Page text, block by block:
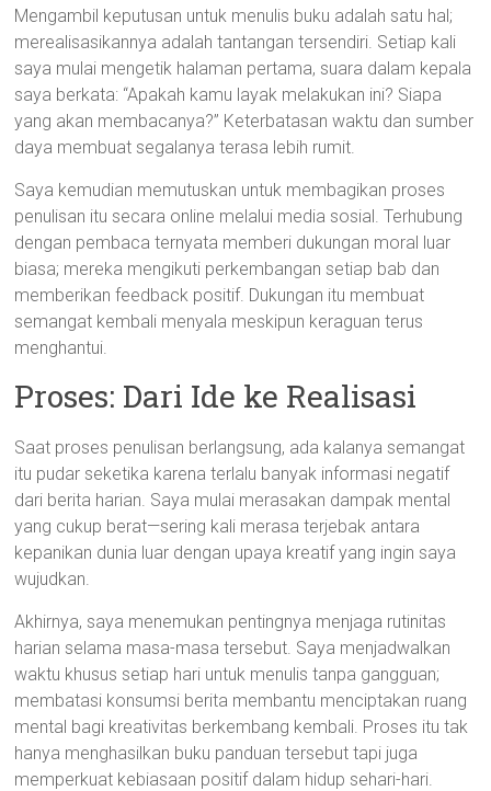
Mengambil keputusan untuk menulis buku adalah satu hal;
merealisasikannya adalah tantangan tersendiri. Setiap kali
saya mulai mengetik halaman pertama, suara dalam kepala
saya berkata: “Apakah kamu layak melakukan ini? Siapa
yang akan membacanya?” Keterbatasan waktu dan sumber
daya membuat segalanya terasa lebih rumit.
Saya kemudian memutuskan untuk membagikan proses
penulisan itu secara online melalui media sosial. Terhubung
dengan pembaca ternyata memberi dukungan moral luar
biasa; mereka mengikuti perkembangan setiap bab dan
memberikan feedback positif. Dukungan itu membuat
semangat kembali menyala meskipun keraguan terus
menghantui.
Proses: Dari Ide ke Realisasi
Saat proses penulisan berlangsung, ada kalanya semangat
itu pudar seketika karena terlalu banyak informasi negatif
dari berita harian. Saya mulai merasakan dampak mental
yang cukup berat—sering kali merasa terjebak antara
kepanikan dunia luar dengan upaya kreatif yang ingin saya
wujudkan.
Akhirnya, saya menemukan pentingnya menjaga rutinitas
harian selama masa-masa tersebut. Saya menjadwalkan
waktu khusus setiap hari untuk menulis tanpa gangguan;
membatasi konsumsi berita membantu menciptakan ruang
mental bagi kreativitas berkembang kembali. Proses itu tak
hanya menghasilkan buku panduan tersebut tapi juga
memperkuat kebiasaan positif dalam hidup sehari-hari.